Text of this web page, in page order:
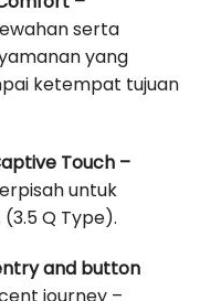
serta
yang
ketempat tujuan
Touch –
untuk
Q Type).
and button
journey –